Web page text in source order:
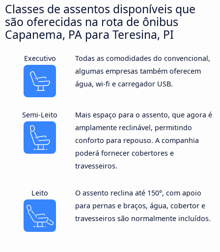
Classes de assentos disponíveis que
são oferecidas na rota de ônibus
Capanema, PA para Teresina, PI
Executivo
Todas as comodidades do convencional,
algumas empresas também oferecem
água, wi-fi e carregador USB.
Semi-Leito
Mais espaço para o assento, que agora é
amplamente reclinável, permitindo
conforto para repouso. A companhia
poderá fornecer cobertores e
travesseiros.
Leito
O assento reclina até 150°, com apoio
para pernas e braços, água, cobertor e
travesseiros são normalmente incluídos.